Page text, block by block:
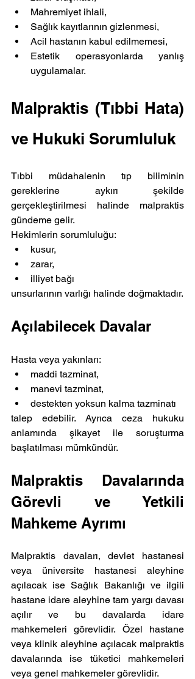
Mahremiyet ihlali,
Sağlık kayıtlarının gizlenmesi,
Acil hastanın kabul edilmemesi,
Estetik operasyonlarda yanlış
uygulamalar.
Malpraktis (Tıbbi Hata)
ve Hukuki Sorumluluk
Tıbbi müdahalenin tıp biliminin
gereklerine aykırı şekilde
gerçekleştirilmesi halinde malpraktis
gündeme gelir.
Hekimlerin sorumluluğu:
kusur,
zarar,
illiyet bağı
unsurlarının varlığı halinde doğmaktadır.
Açılabilecek Davalar
Hasta veya yakınları:
maddi tazminat,
manevi tazminat,
destekten yoksun kalma tazminatı
talep edebilir. Ayrıca ceza hukuku
anlamında şikayet ile soruşturma
başlatılması mümkündür.
Malpraktis Davalarında
Görevli ve Yetkili
Mahkeme Ayrımı
Malpraktis davaları, devlet hastanesi
veya üniversite hastanesi aleyhine
açılacak ise Sağlık Bakanlığı ve ilgili
hastane idare aleyhine tam yargı davası
açılır ve bu davalarda idare
mahkemeleri görevlidir. Özel hastane
veya klinik aleyhine açılacak malpraktis
davalarında ise tüketici mahkemeleri
veya genel mahkemeler görevlidir.